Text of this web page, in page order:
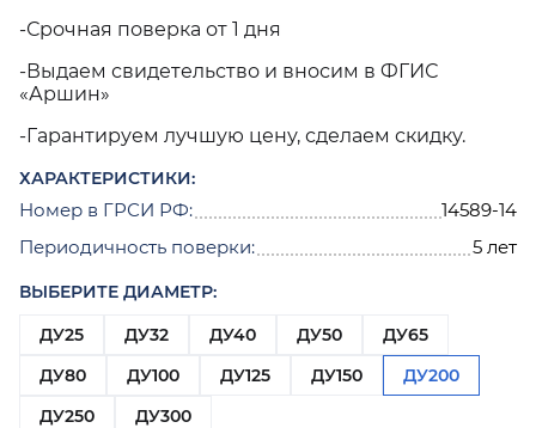
-Срочная поверка от 1 дня
-Выдаем свидетельство и вносим в ФГИС
«Аршин»
-Гарантируем лучшую цену, сделаем скидку.
ХАРАКТЕРИСТИКИ:
Номер в ГРСИ РФ:
14589-14
Периодичность поверки:
5 лет
ВЫБЕРИТЕ ДИАМЕТР:
ДУ25
ДУ32 ДУ40 ДУ50
ДУ65
ДУ80
ДУ100 ДУ125 ДУ150
ДУ200
ДУ250
ДУ300